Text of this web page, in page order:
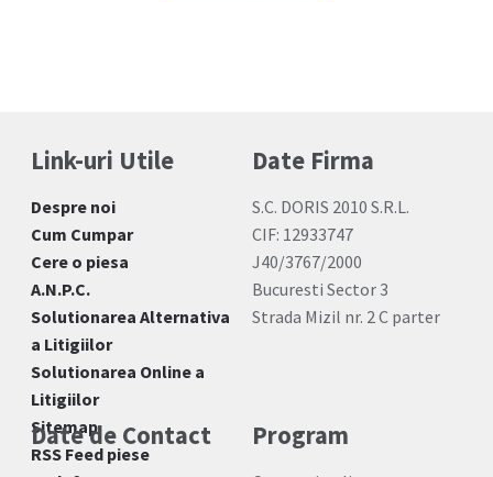
Link-uri Utile
Despre noi
Cum Cumpar
Cere o piesa
A.N.P.C.
Solutionarea Alternativa
a Litigiilor
Solutionarea Online a
Litigiilor
Sitemap
RSS Feed piese
Date Firma
S.C. DORIS 2010 S.R.L.
CIF: 12933747
J40/3767/2000
Bucuresti Sector 3
Strada Mizil nr. 2 C parter
Date de Contact Program